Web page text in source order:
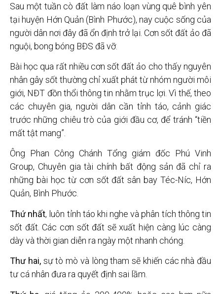
Sau một tuần cò đất làm náo loạn vùng quê bình yên
tại huyện Hớn Quản (Bình Phước), nay cuộc sống của
người dân nơi đây đã ổn định trở lại. Cơn sốt đất ảo đã
nguội, bong bóng BĐS đã vỡ.
Bài học qua rất nhiều cơn sốt đất ảo cho thấy nguyên
nhân gây sốt thường chỉ xuất phát từ nhóm người môi
giới, NĐT đồn thổi thông tin nhằm trục lợi. Vì thế, theo
các chuyên gia, người dân cần tỉnh táo, cảnh giác
trước những chiêu trò của giới đầu cơ, để tránh “tiền
mất tật mang”.
Ông Phan Công Chánh Tổng giám đốc Phú Vinh
Group, Chuyên gia tài chính bất động sản đã chỉ ra
những bài học từ cơn sốt đất sân bay Téc-Níc, Hớn
Quản, Bình Phước.
Thứnhất, luôn tỉnh táo khi nghe và phân tích thông tin
sốt đất. Các cơn sốt đất sẽ xuất hiện càng lúc càng
dày và thời gian diễn ra ngày một nhanh chóng.
Thưhai,sự tò mò và lòng tham sẽ khiến các nhà đầu
tư cá nhân đưa ra quyết định sai lầm.